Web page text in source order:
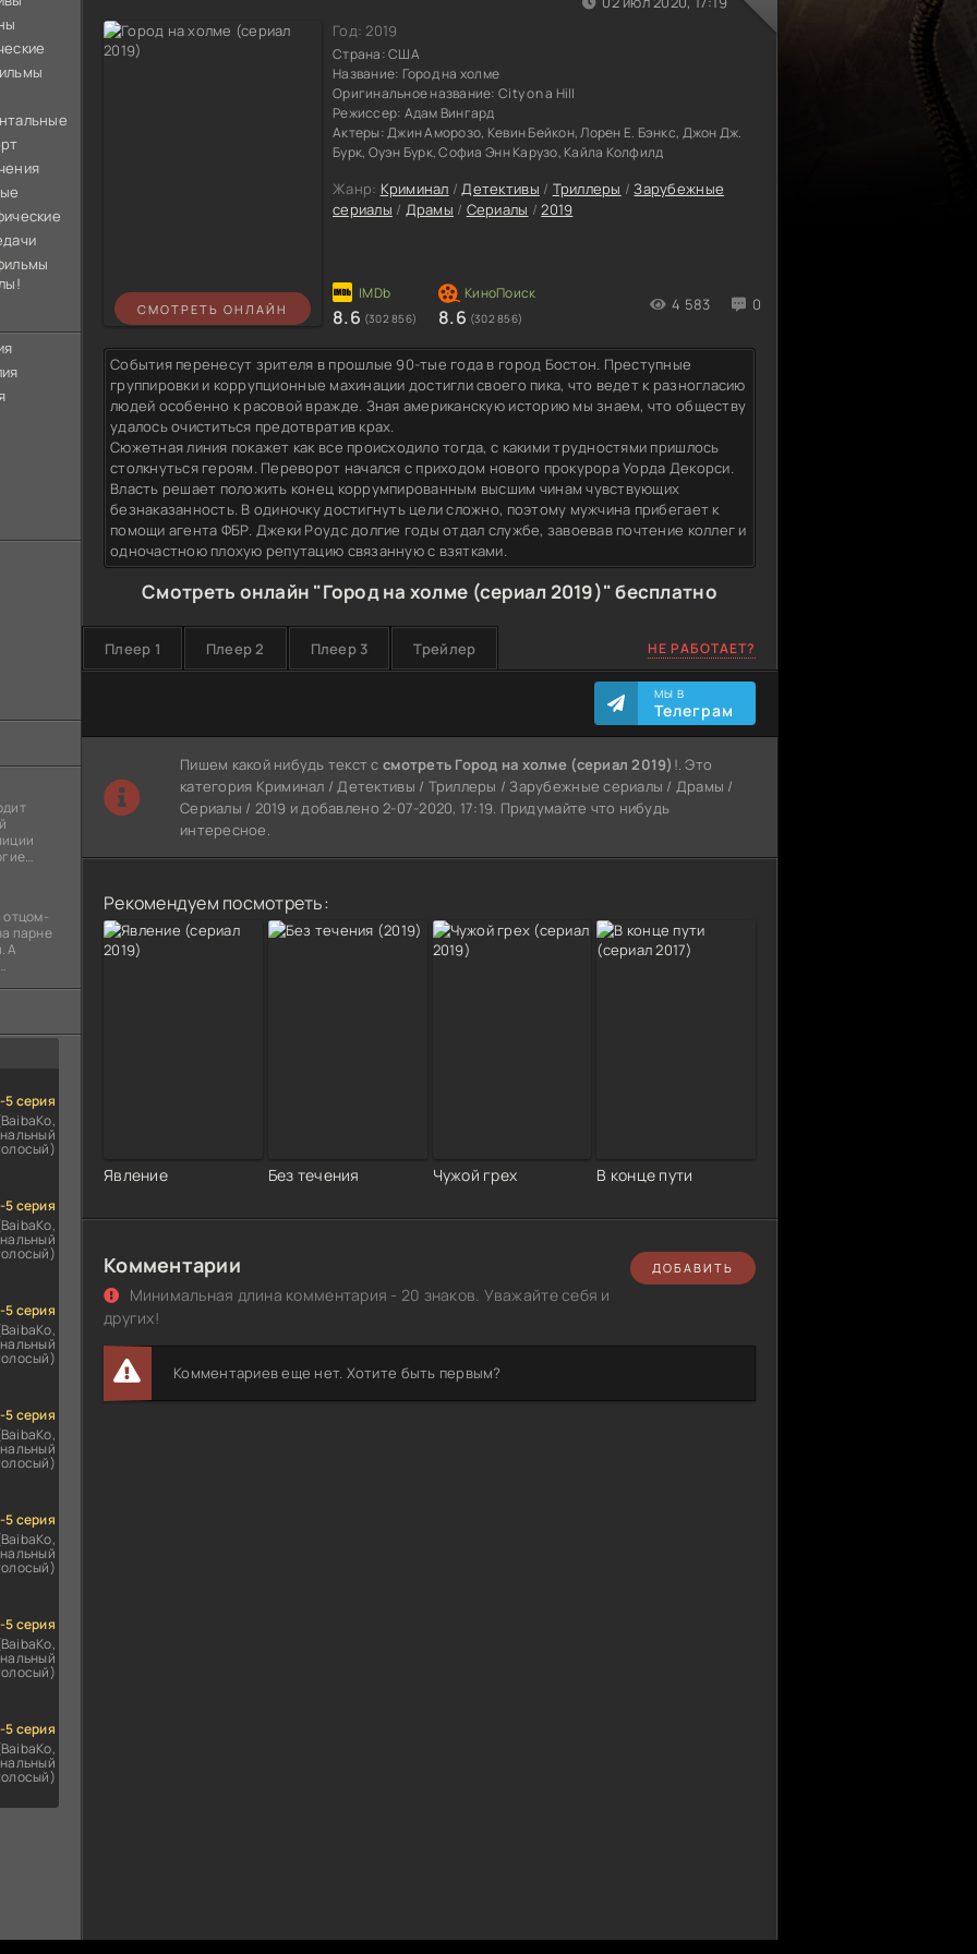
отцом-
парне
А
5 серия
5 серия
5 серия
5 серия
5 серия
5 серия
5 серия
СМОТРЕТЬ ОНЛАЙН
Год:2019
Страна:США
Название: Город на холме
Оригинальное название: City on a Hill
Режиссер: Адам Вингард
Актеры:Джин Аморозо, Кевин Бейкон, Лорен Е. Бэнкс, Джон Дж.
Бурк, Оуэн Бурк, Софиа Энн Карузо, Кайла Колфилд
Жанр: Криминал /Детективы / Триллеры /Зарубежные
сериалы / Драмы / Сериалы /2019
8.6 (302 856) 8.6 (302 856)
4 583 0
События перенесут зрителя в прошлые 90-тые года в город Бостон. Преступные
группировки и коррупционные махинации достигли своего пика, что ведет к разногласию
людей особенно к расовой вражде. Зная американскую историю мы знаем, что обществу
удалось очиститься предотвратив крах.
Сюжетная линия покажет как все происходило тогда, с какими трудностями пришлось
столкнуться героям. Переворот начался с приходом нового прокурора Уорда Декорси.
Власть решает положить конец коррумпированным высшим чинам чувствующих
безнаказанность. В одиночку достигнуть цели сложно, поэтому мужчина прибегает к
помощи агента ФБР. Джеки Роудс долгие годы отдал службе, завоевав почтение коллег и
одночастною плохую репутацию связанную с взятками.
Смотреть онлайн "Город на холме (сериал 2019)" бесплатно
Плеер 1 Плеер 2 Плеер 3 Трейлер НЕ РАБОТАЕТ?
МЫ В
Телеграм
Пишем какой нибудь текст ссмотреть Город на холме (сериал 2019) !. Это
категория Криминал / Детективы / Триллеры / Зарубежные сериалы / Драмы /
Сериалы / 2019 и добавлено 2-07-2020, 17:19. Придумайте что нибудь
интересное.
Рекомендуем посмотреть:
Явление Без течения Чужой грех В конце пути
Комментарии
Минимальная длина комментария - 20 знаков. Уважайте себя и
других!
ДОБАВИТЬ
Комментариев еще нет. Хотите быть первым?